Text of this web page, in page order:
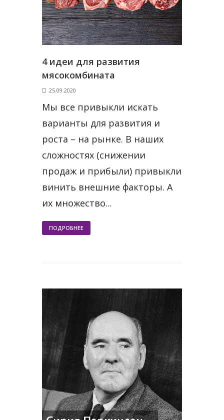
4 идеи для развития
мясокомбината
25.09.2020
Мы все привыкли искать
варианты для развития и
роста – на рынке. В наших
сложностях (снижении
продаж и прибыли) привыкли
винить внешние факторы. А
их множество...
ПОДРОБНЕЕ